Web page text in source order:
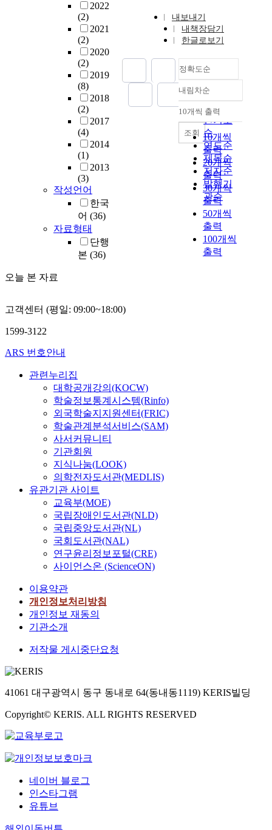
2022
(2)
2021
(2)
2020
(2)
2019
(8)
2018
(2)
2017
(4)
2014
(1)
2013
(3)
작성언어
한국
어 (36)
자료형태
단행
본 (36)
오늘 본 자료
내보내기
내책장담기
한글로보기
정확도순
정확도
순
인기도
순
연도순
제목순
저자순
발행기
관순
내림차순
내림차순
10개씩 출력
10개씩
출력
20개씩
출력
30개씩
출력
50개씩
출력
100개씩
출력
조회
고객센터 (평일: 09:00~18:00)
1599-3122
ARS 번호안내
관련누리집
대학공개강의(KOCW)
학술정보통계시스템(Rinfo)
외국학술지지원센터(FRIC)
학술관계분석서비스(SAM)
사서커뮤니티
기관회원
지식나눔(LOOK)
의학전자도서관(MEDLIS)
유관기관 사이트
교육부(MOE)
국립장애인도서관(NLD)
국립중앙도서관(NL)
국회도서관(NAL)
연구윤리정보포털(CRE)
사이언스온 (ScienceON)
이용약관
개인정보처리방침
개인정보 재동의
기관소개
저작물 게시중단요청
41061 대구광역시 동구 동내로 64(동내동1119) KERIS빌딩
Copyright© KERIS. ALL RIGHTS RESERVED
네이버 블로그
인스타그램
유튜브